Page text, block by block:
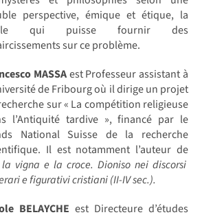
perspective, émique et étique, la
qui puisse fournir des
sur ce problème.
MASSAest Professeur assistant à
de Fribourg où il dirige un projet
sur « La compétition religieuse
l’Antiquité tardive », financé par le
National Suisse de la recherche
Il est notamment l’auteur de
la vigna e la croce. Dioniso nei discorsi
e figurativi cristiani (II-IV sec.).
BELAYCHE est Directeure d’études